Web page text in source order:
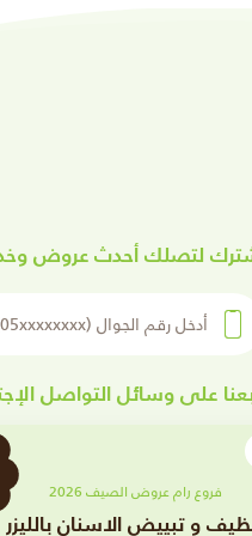
close
فروع رام عروض الصيف 2026
تقويم الأسنان
لتصلك أحدث عروض
على وسائل التواصل